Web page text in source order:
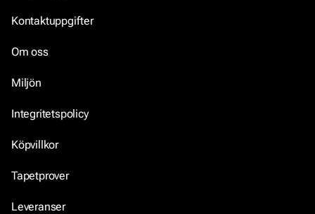
Kontaktuppgifter
Om oss
Miljön
Integritetspolicy
Köpvillkor
Tapetprover
Leveranser